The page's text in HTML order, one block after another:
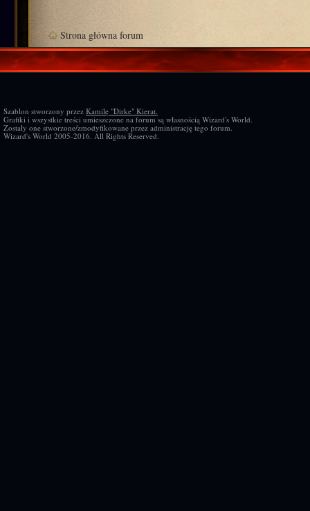
Strona główna forum
Szablon stworzony przez Kamilę "Dirke" Kierat.
Grafiki i wszystkie treści umieszczone na forum są własnością Wizard's World.
Zostały one stworzone/zmodyfikowane przez administrację tego forum.
Wizard's World 2005-2016. All Rights Reserved.